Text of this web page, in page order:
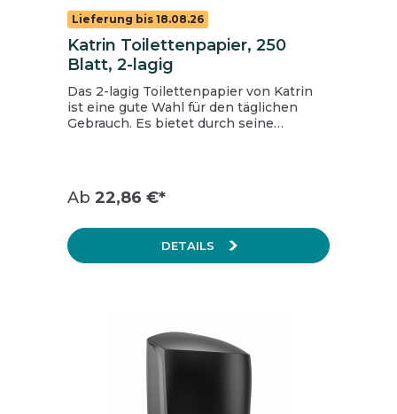
Lieferung bis 18.08.26
Katrin Toilettenpapier, 250
Blatt, 2-lagig
Das 2-lagig Toilettenpapier von Katrin
ist eine gute Wahl für den täglichen
Gebrauch. Es bietet durch seine
Nutzungsbedingungen in nachweislich
90 Sekunden in Wasser auflöst. Lagen: 2
VE/Palette: 30 Zertifiziert mit dem
Blauen Engel und dem EU Ecolabel
Dermatologisch getestet
Ab 22,86 €*
DETAILS